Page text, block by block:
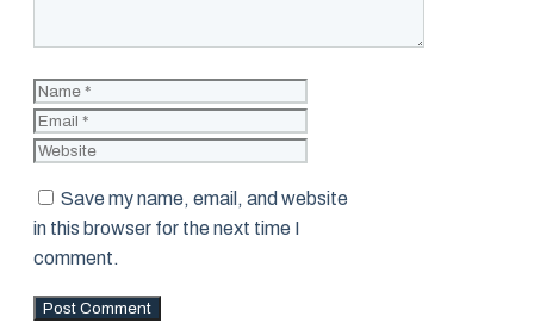
Name
Save my name, email, and website
in this browser for the next time I
comment.